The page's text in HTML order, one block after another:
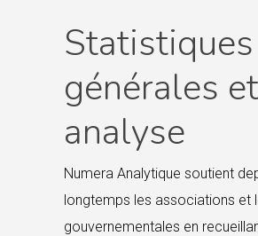
Statistiques
générales et
analyse
Numera Analytique soutient
longtemps les associations et
gouvernementales en